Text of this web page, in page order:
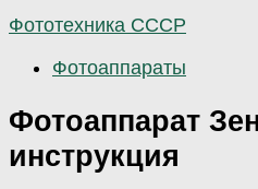
Фототехника СССР
Фотоаппараты
Фотоаппарат
инструкция